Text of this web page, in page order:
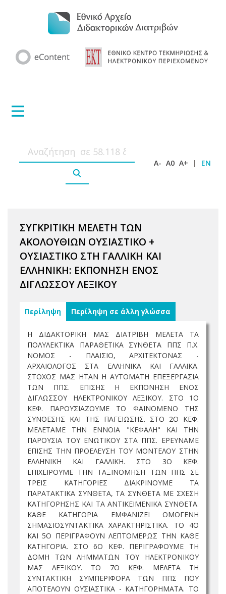
A- A0 A+ | EN
ΣΥΓΚΡΙΤΙΚΗ ΜΕΛΕΤΗ ΤΩΝ
ΑΚΟΛΟΥΘΙΩΝ ΟΥΣΙΑΣΤΙΚΟ +
ΟΥΣΙΑΣΤΙΚΟ ΣΤΗ ΓΑΛΛΙΚΗ ΚΑΙ
ΕΛΛΗΝΙΚΗ: ΕΚΠΟΝΗΣΗ ΕΝΟΣ
ΔΙΓΛΩΣΣΟΥ ΛΕΞΙΚΟΥ
Περίληψη Περίληψη σε άλλη γλώσσα
Η ΔΙΔΑΚΤΟΡΙΚΗ ΜΑΣ ΔΙΑΤΡΙΒΗ ΜΕΛΕΤΑ ΤΑ
ΠΟΛΥΛΕΚΤΙΚΑ ΠΑΡΑΘΕΤΙΚΑ ΣΥΝΘΕΤΑ ΠΠΣ Π.Χ.
ΝΟΜΟΣ - ΠΛΑΙΣΙΟ, ΑΡΧΙΤΕΚΤΟΝΑΣ -
ΑΡΧΑΙΟΛΟΓΟΣ ΣΤΑ ΕΛΛΗΝΙΚΑ ΚΑΙ ΓΑΛΛΙΚΑ.
ΣΤΟΧΟΣ ΜΑΣ ΗΤΑΝ Η ΑΥΤΟΜΑΤΗ ΕΠΕΞΕΡΓΑΣΙΑ
ΤΩΝ ΠΠΣ. ΕΠΙΣΗΣ Η ΕΚΠΟΝΗΣΗ ΕΝΟΣ
ΔΙΓΛΩΣΣΟΥ ΗΛΕΚΤΡΟΝΙΚΟΥ ΛΕΞΙΚΟΥ. ΣΤΟ 1Ο
ΚΕΦ. ΠΑΡΟΥΣΙΑΖΟΥΜΕ ΤΟ ΦΑΙΝΟΜΕΝΟ ΤΗΣ
ΣΥΝΘΕΣΗΣ ΚΑΙ ΤΗΣ ΠΑΓΕΙΩΣΗΣ. ΣΤΟ 2Ο ΚΕΦ.
ΜΕΛΕΤΑΜΕ ΤΗΝ ΕΝΝΟΙΑ "ΚΕΦΑΛΗ" ΚΑΙ ΤΗΝ
ΠΑΡΟΥΣΙΑ ΤΟΥ ΕΝΩΤΙΚΟΥ ΣΤΑ ΠΠΣ. ΕΡΕΥΝΑΜΕ
ΕΠΙΣΗΣ ΤΗΝ ΠΡΟΕΛΕΥΣΗ ΤΟΥ ΜΟΝΤΕΛΟΥ ΣΤΗΝ
ΕΛΛΗΝΙΚΗ ΚΑΙ ΓΑΛΛΙΚΗ. ΣΤΟ 3Ο ΚΕΦ.
ΕΠΙΧΕΙΡΟΥΜΕ ΤΗΝ ΤΑΞΙΝΟΜΗΣΗ ΤΩΝ ΠΠΣ ΣΕ
ΤΡΕΙΣ ΚΑΤΗΓΟΡΙΕΣ ΔΙΑΚΡΙΝΟΥΜΕ ΤΑ
ΠΑΡΑΤΑΚΤΙΚΑ ΣΥΝΘΕΤΑ, ΤΑ ΣΥΝΘΕΤΑ ΜΕ ΣΧΕΣΗ
ΚΑΤΗΓΟΡΗΣΗΣ ΚΑΙ ΤΑ ΑΝΤΙΚΕΙΜΕΝΙΚΑ ΣΥΝΘΕΤΑ.
ΚΑΘΕ ΚΑΤΗΓΟΡΙΑ ΕΜΦΑΝΙΖΕΙ ΟΜΟΓΕΝΗ
ΣΗΜΑΣΙΟΣΥΝΤΑΚΤΙΚΑ ΧΑΡΑΚΤΗΡΙΣΤΙΚΑ. ΤΟ 4Ο
ΚΑΙ 5Ο ΠΕΡΙΓΡΑΦΟΥΝ ΛΕΠΤΟΜΕΡΩΣ ΤΗΝ ΚΑΘΕ
ΚΑΤΗΓΟΡΙΑ. ΣΤΟ 6Ο ΚΕΦ. ΠΕΡΙΓΡΑΦΟΥΜΕ ΤΗ
ΔΟΜΗ ΤΩΝ ΛΗΜΜΑΤΩΝ ΤΟΥ ΗΛΕΚΤΡΟΝΙΚΟΥ
ΜΑΣ ΛΕΞΙΚΟΥ. ΤΟ 7Ο ΚΕΦ. ΜΕΛΕΤΑ ΤΗ
ΣΥΝΤΑΚΤΙΚΗ ΣΥΜΠΕΡΙΦΟΡΑ ΤΩΝ ΠΠΣ ΠΟΥ
ΑΠΟΤΕΛΟΥΝ ΟΥΣΙΑΣΤΙΚΑ - ΚΑΤΗΓΟΡΗΜΑΤΑ. ΤΟ